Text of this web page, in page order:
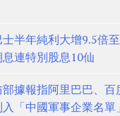
士半年純利大增9.5倍
連特別股息10仙
部據報指阿里巴巴、
「中國軍事企業名單」